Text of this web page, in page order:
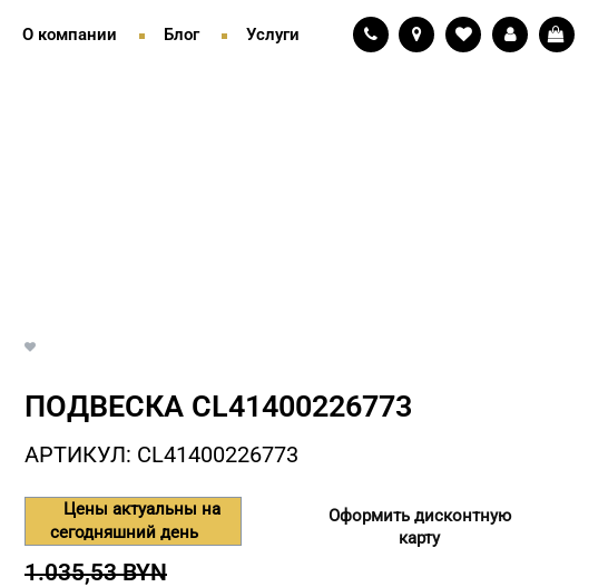
О компании Блог Услуги
ПОДВЕСКА СL41400226773
АРТИКУЛ: СL41400226773
Цены актуальны на
сегодняшний день
Оформить дисконтную
карту
1.035,53 BYN